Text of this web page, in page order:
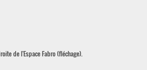
de l'Espace Fabro (fléchage).